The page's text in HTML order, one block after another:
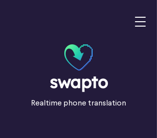
swapto
Realtime phone translation